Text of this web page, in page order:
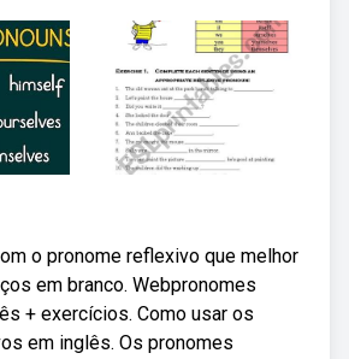
o pronome reflexivo que melhor
em branco. Webpronomes
+ exercícios. Como usar os
em inglês. Os pronomes